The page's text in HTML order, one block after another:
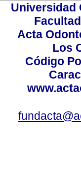
Universidad
Acta
Los
Código